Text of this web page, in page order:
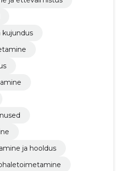
kujundus
ja hooldus